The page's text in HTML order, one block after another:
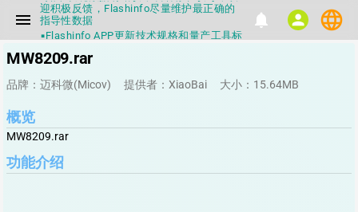
menu
指导性数据
▪Flashinfo APP更新技术规格和量产工具标
签啦，使用更加丝滑，快点击下载吧
▪兄弟们没事不要乱下载量产工具，过分了
下载服务会暂停一段时间才能恢复
▪Flashinfo提供的所有数据仅供参考，DIY
本来就有不确定性，任何第三方工具提供的
正确的认知，不要随大流
▪如果发现数据有错误，或者存在误导，欢
迎积极反馈，Flashinfo尽量维护最正确的
指导性数据
notifications person language
MW8209.rar
品牌：迈科微(Micov) 提供者：XiaoBai 大小：15.64MB
概览
MW8209.rar
功能介绍